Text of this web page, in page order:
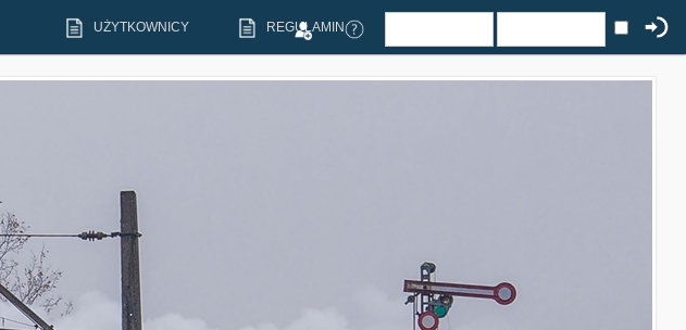
UŻYTKOWNICY REGULAMIN